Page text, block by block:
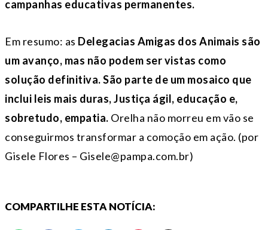
campanhas educativas permanentes.
Em resumo: as Delegacias Amigas dos Animais são
um avanço, mas não podem ser vistas como
solução definitiva. São parte de um mosaico que
inclui leis mais duras, Justiça ágil, educação e,
sobretudo, empatia. Orelha não morreu em vão se
conseguirmos transformar a comoção em ação. (por
Gisele Flores – Gisele@pampa.com.br)
COMPARTILHE ESTA NOTÍCIA: